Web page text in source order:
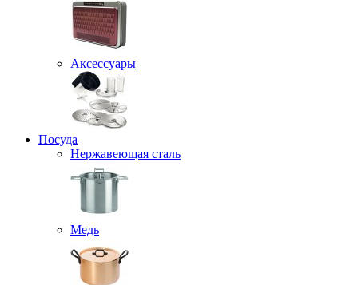
Аксессуары
Посуда
Нержавеющая сталь
Медь